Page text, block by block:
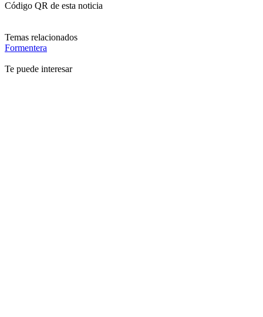
Código QR de esta noticia
Temas relacionados
Formentera
Te puede interesar